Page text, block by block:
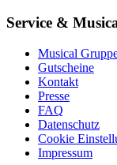
Service &
Musical
Gutscheine
Kontakt
Presse
FAQ
Datenschutz
Cookie
Impressum